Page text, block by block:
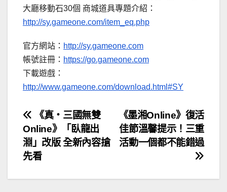
大廳移動石30個 商城道具專題介紹：
http://sy.gameone.com/item_eq.php
官方網站： http://sy.gameone.com
帳號註冊： https://go.gameone.com
下載遊戲：
http://www.gameone.com/download.html#SY
文
章
導
覽
《墨湘Online》復活
佳節溫馨提示！三重
活動一個都不能錯過
《真‧三國無雙
Online》「臥龍出
淵」改版 全新內容搶
先看